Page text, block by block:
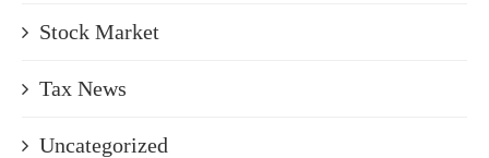
Stock Market
Tax News
Uncategorized